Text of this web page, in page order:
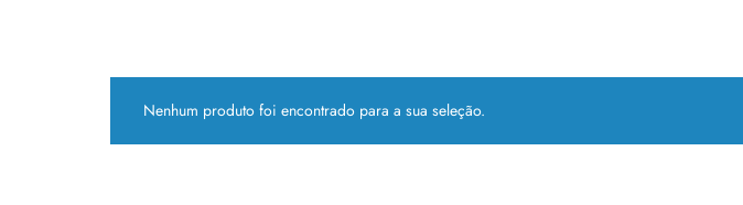
Nenhum produto foi encontrado para a sua seleção.